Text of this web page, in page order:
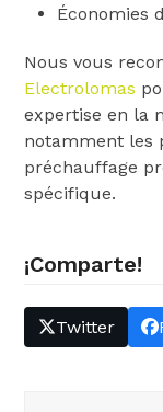
Économies
Nous vous
Electrolomas
expertise en la
notamment les
préchauffage
spécifique.
¡Comparte!
Twitter